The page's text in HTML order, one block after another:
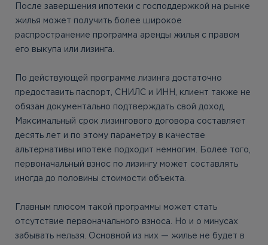
После завершения ипотеки с господдержкой на рынке
жилья может получить более широкое
распространение программа аренды жилья с правом
его выкупа или лизинга.
По действующей программе лизинга достаточно
предоставить паспорт, СНИЛС и ИНН, клиент также не
обязан документально подтверждать свой доход.
Максимальный срок лизингового договора составляет
десять лет и по этому параметру в качестве
альтернативы ипотеке подходит немногим. Более того,
первоначальный взнос по лизингу может составлять
иногда до половины стоимости объекта.
Главным плюсом такой программы может стать
отсутствие первоначального взноса. Но и о минусах
забывать нельзя. Основной из них — жилье не будет в